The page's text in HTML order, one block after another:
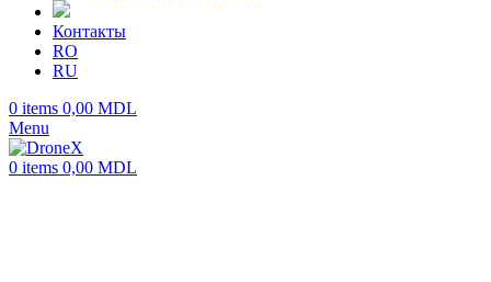
Контакты
RO
RU
0 items 0,00 MDL
Menu
0 items 0,00 MDL